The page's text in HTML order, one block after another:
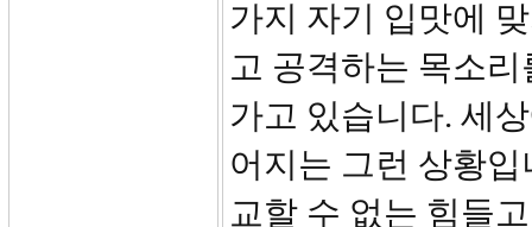
가지 자기 입맛에
고 공격하는 목소
가고 있습니다. 세
어지는 그런 상황
교할 수 없는 힘들